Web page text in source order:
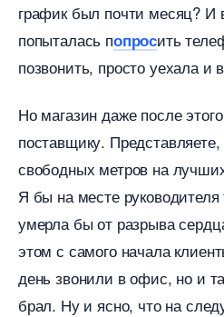
рафик был почти месяц? И
попыталась попросить
позвонить, просто уехала и
Но магазин даже после
поставщику.
свободных метров на
Я бы на месте
умерла бы от разрыва
этом с самого начала
день звонили в офис, но и
рал. Ну и ясно, что на